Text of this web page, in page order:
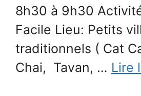
8h30 à 9h30
Facile Lieu: Petits
traditionnels ( Cat
Chai, Tavan, … Lire